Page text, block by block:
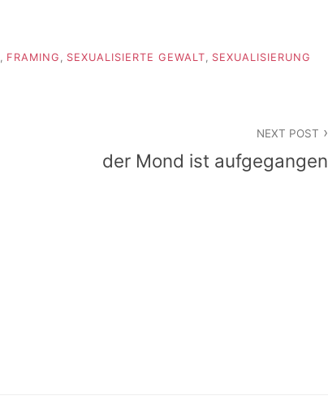
, FRAMING , SEXUALISIERTE GEWALT, SEXUALISIERUNG
NEXT POST
der Mond ist aufgegangen